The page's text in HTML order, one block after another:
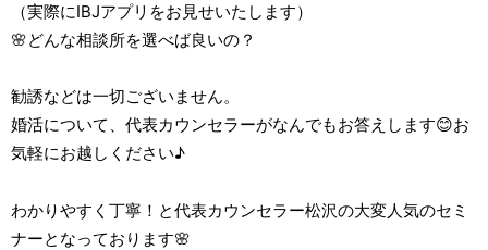
（実際にIBJアプリをお見せいたします）
🌸どんな相談所を選べば良いの？
勧誘などは一切ございません。
婚活について、代表カウンセラーがなんでもお答えします😊お
気軽にお越しください♪
わかりやすく丁寧！と代表カウンセラー松沢の大変人気のセミ
ナーとなっております🌸